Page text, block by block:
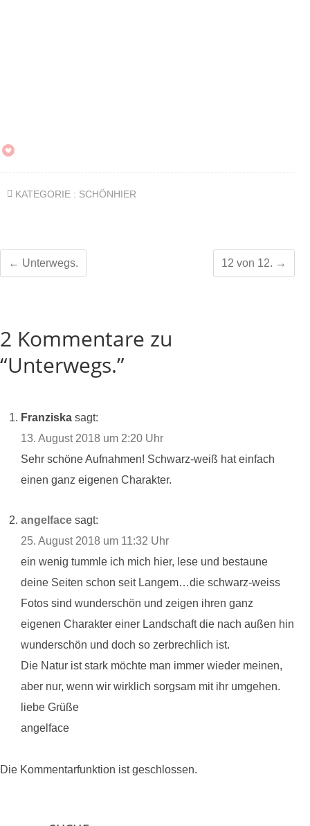
KATEGORIE : SCHÖNHIER
← Unterwegs. 12 von 12. →
2 Kommentare zu
“Unterwegs.”
Franziska sagt:
13. August 2018 um 2:20 Uhr
Sehr schöne Aufnahmen! Schwarz-weiß hat einfach
einen ganz eigenen Charakter.
angelface sagt:
25. August 2018 um 11:32 Uhr
ein wenig tummle ich mich hier, lese und bestaune
deine Seiten schon seit Langem…die schwarz-weiss
Fotos sind wunderschön und zeigen ihren ganz
eigenen Charakter einer Landschaft die nach außen hin
wunderschön und doch so zerbrechlich ist.
Die Natur ist stark möchte man immer wieder meinen,
aber nur, wenn wir wirklich sorgsam mit ihr umgehen.
liebe Grüße
angelface
Die Kommentarfunktion ist geschlossen.